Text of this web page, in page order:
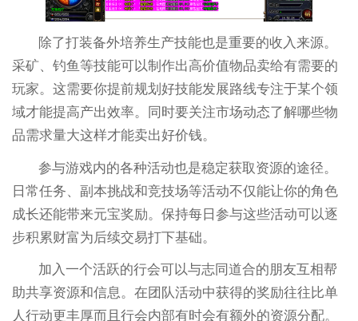
除了打装备外培养生产技能也是重要的收入来源。
采矿、钓鱼等技能可以制作出高价值物品卖给有需要的
玩家。这需要你提前规划好技能发展路线专注于某个领
域才能提高产出效率。同时要关注市场动态了解哪些物
品需求量大这样才能卖出好价钱。
参与游戏内的各种活动也是稳定获取资源的途径。
日常任务、副本挑战和竞技场等活动不仅能让你的角色
成长还能带来元宝奖励。保持每日参与这些活动可以逐
步积累财富为后续交易打下基础。
加入一个活跃的行会可以与志同道合的朋友互相帮
助共享资源和信息。在团队活动中获得的奖励往往比单
人行动更丰厚而且行会内部有时会有额外的资源分配。